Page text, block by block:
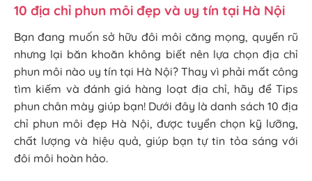
10 địa chỉ phun môi đẹp và uy tín tại Hà Nội
Bạn đang muốn sở hữu đôi môi căng mọng, quyến rũ
nhưng lại băn khoăn không biết nên lựa chọn địa chỉ
phun môi nào uy tín tại Hà Nội? Thay vì phải mất công
tìm kiếm và đánh giá hàng loạt địa chỉ, hãy để Tips
phun chân mày giúp bạn! Dưới đây là danh sách 10 địa
chỉ phun môi đẹp Hà Nội, được tuyển chọn kỹ lưỡng,
chất lượng và hiệu quả, giúp bạn tự tin tỏa sáng với
đôi môi hoàn hảo.